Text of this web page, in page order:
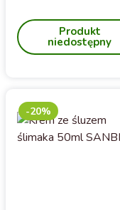
Produkt
niedostępny
-20%